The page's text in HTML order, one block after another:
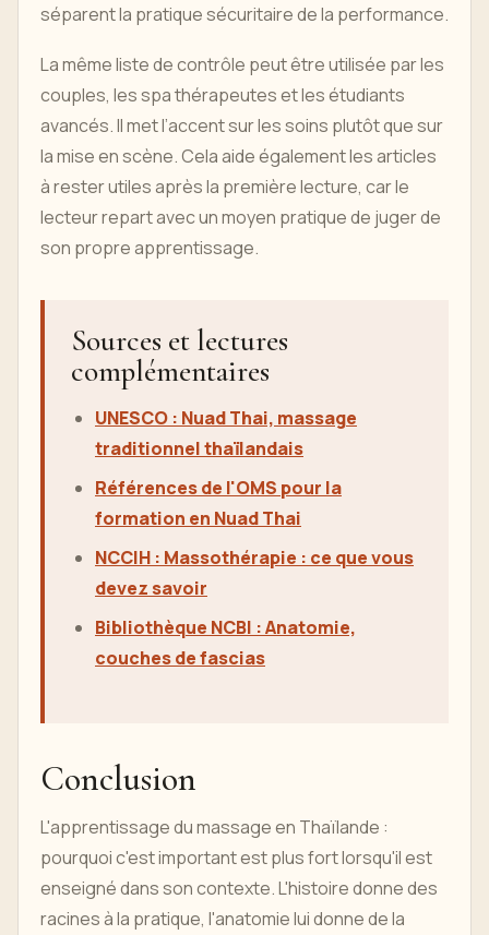
séparent la pratique sécuritaire de la performance.
La même liste de contrôle peut être utilisée par les
couples, les spa thérapeutes et les étudiants
avancés. Il met l’accent sur les soins plutôt que sur
la mise en scène. Cela aide également les articles
à rester utiles après la première lecture, car le
lecteur repart avec un moyen pratique de juger de
son propre apprentissage.
Sources et lectures
complémentaires
UNESCO : Nuad Thai, massage
traditionnel thaïlandais
Références de l'OMS pour la
formation en Nuad Thai
NCCIH : Massothérapie : ce que vous
devez savoir
Bibliothèque NCBI : Anatomie,
couches de fascias
Conclusion
L'apprentissage du massage en Thaïlande :
pourquoi c'est important est plus fort lorsqu'il est
enseigné dans son contexte. L'histoire donne des
racines à la pratique, l'anatomie lui donne de la